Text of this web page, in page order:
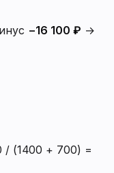
−16 100 ₽ →
/ (1400 + 700) =